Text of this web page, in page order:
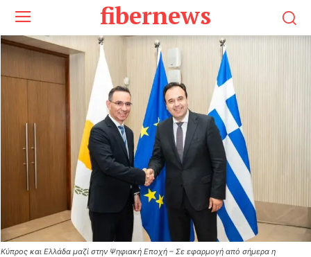
fibernews
Κύπρος και Ελλάδα μαζί στην Ψηφιακή Εποχή – Σε εφαρμογή από σήμερα η